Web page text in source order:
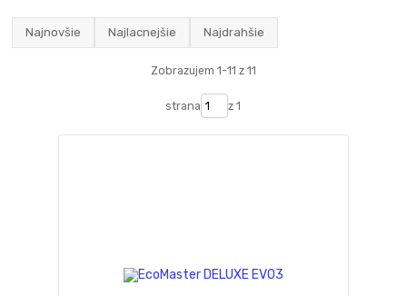
Najnovšie Najlacnejšie Najdrahšie
Zobrazujem 1-11 z 11
strana z 1